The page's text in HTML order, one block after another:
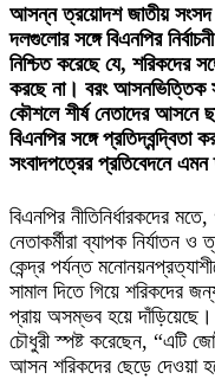
আসন্ন ত্রয়োদশ জাতীয় সংসদ
দলগুলোর সঙ্গে বিএনপির
নিশ্চিত করেছে যে, শরিকদের
করছে না। বরং আসনভিত্তিক
কৌশলে শীর্ষ নেতাদের
বিএনপির সঙ্গে
সংবাদপত্রের প্রতিবেদনে
বিএনপির নীতিনির্ধারকদের
নেতাকর্মীরা ব্যাপক নির্যাতন
কেন্দ্র পর্যন্ত
সামাল দিতে গিয়ে শরিকদের
প্রায় অসম্ভব হয়ে
চৌধুরী স্পষ্ট করেছেন, “এটি
আসন শরিকদের ছেড়ে দেওয়া